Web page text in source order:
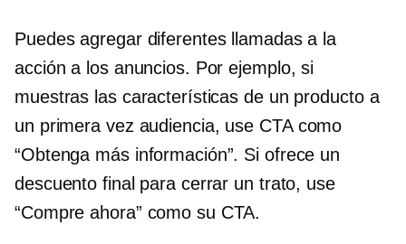
Puedes agregar diferentes llamadas a la
acción a los anuncios. Por ejemplo, si
muestras las características de un producto a
un primera vez audiencia, use CTA como
“Obtenga más información”. Si ofrece un
descuento final para cerrar un trato, use
“Compre ahora” como su CTA.